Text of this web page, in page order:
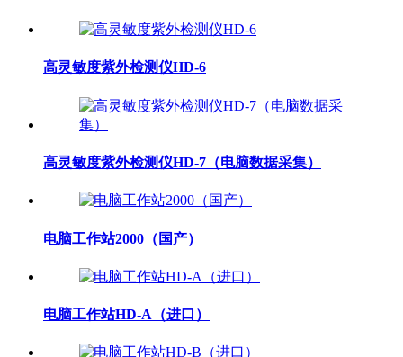
高灵敏度紫外检测仪HD-6
高灵敏度紫外检测仪HD-7（电脑数据采集）
电脑工作站2000（国产）
电脑工作站HD-A（进口）